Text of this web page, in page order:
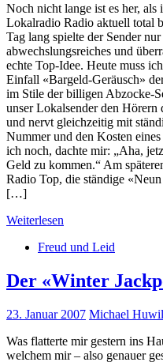
Noch nicht lange ist es her,
Lokalradio Radio aktuell total
Tag lang spielte der Sender
abwechslungsreiches und
echte Top-Idee. Heute muss
Einfall «Bargeld-Geräusch»
im Stile der billigen Abzocke-
unser Lokalsender den Hörern
und nervt gleichzeitig mit
Nummer und den Kosten
ich noch, dachte mir: „Aha,
Geld zu kommen.“ Am
Radio Top, die ständige
[…]
Weiterlesen
Freud und Leid
Der «Winter
23. Januar 2007 Michael
Was flatterte mir gestern ins
welchem mir – also genauer